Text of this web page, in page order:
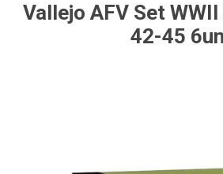
Vallejo AFV Set WWII
42-45 6un